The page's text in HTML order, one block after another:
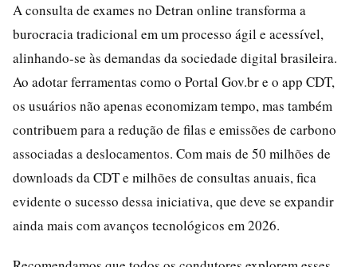
A consulta de exames no Detran online transforma a
burocracia tradicional em um processo ágil e acessível,
alinhando-se às demandas da sociedade digital brasileira.
Ao adotar ferramentas como o Portal Gov.br e o app CDT,
os usuários não apenas economizam tempo, mas também
contribuem para a redução de filas e emissões de carbono
associadas a deslocamentos. Com mais de 50 milhões de
downloads da CDT e milhões de consultas anuais, fica
evidente o sucesso dessa iniciativa, que deve se expandir
ainda mais com avanços tecnológicos em 2026.